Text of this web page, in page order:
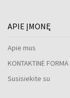
APIE ĮMONĘ
Apie mus
KONTAKTINĖ FORMA
Susisiekite su